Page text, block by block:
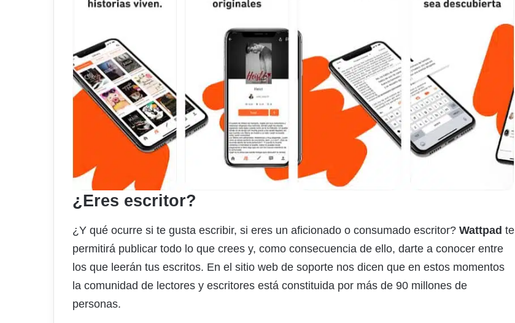
¿Eres escritor?
¿Y qué ocurre si te gusta escribir, si eres un aficionado o consumado escritor? Wattpad te
permitirá publicar todo lo que crees y, como consecuencia de ello, darte a conocer entre
los que leerán tus escritos. En el sitio web de soporte nos dicen que en estos momentos
la comunidad de lectores y escritores está constituida por más de 90 millones de
personas.